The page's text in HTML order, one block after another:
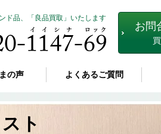
お問
ド品、「良品買取」いたします
の声 よくあるご質問
ト